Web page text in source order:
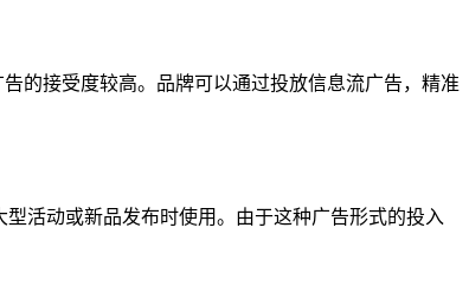
的接受度较高。品牌可以通过投放信息流广告，精准
活动或新品发布时使用。由于这种广告形式的投入